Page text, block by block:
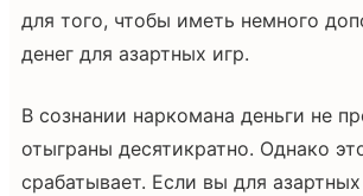
для того, чтобы иметь немного
денег для азартных игр.
В сознании наркомана деньги не
отыграны десятикратно. Однако
срабатывает. Если вы для